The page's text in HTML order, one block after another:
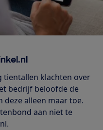
tientallen klachten over
bedrijf beloofde de
deze alleen maar toe.
aan niet te